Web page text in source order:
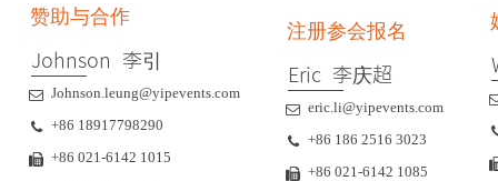
赞助与合作
Johnson 李引
Johnson.leung@yipevents.com
+86 18917798290
+86 021-6142 1015
注册参会报名
Eric 李庆超
eric.li@yipevents.com
+86 186 2516 3023
+86 021-6142 1085